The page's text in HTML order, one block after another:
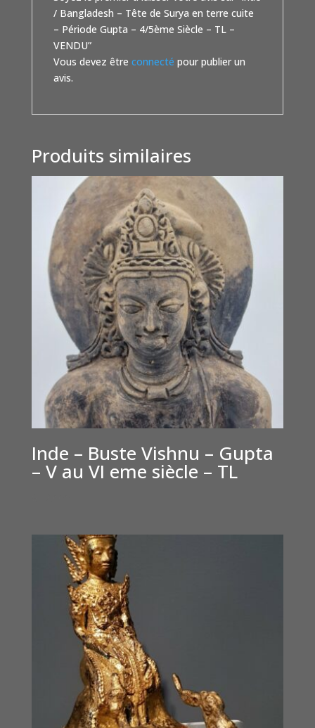
/ Bangladesh – Tête de Surya en terre cuite
– Période Gupta – 4/5ème Siècle – TL –
VENDU”
Vous devez être connecté pour publier un
avis.
Produits similaires
Inde – Buste Vishnu – Gupta
– V au VI eme siècle – TL